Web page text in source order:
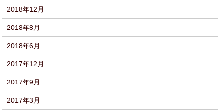
2018年12月
2018年8月
2018年6月
2017年12月
2017年9月
2017年3月